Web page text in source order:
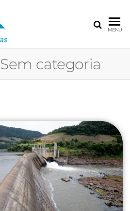
CERAN – CIA
ENERGÉTICA
RIO DAS
ANTAS
MENU
Sem categoria